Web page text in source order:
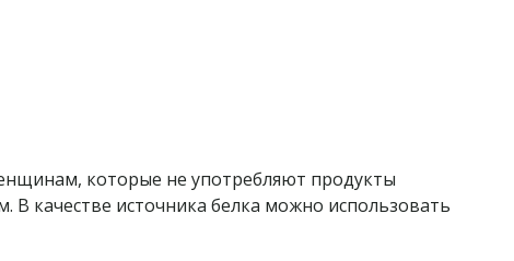
которые не употребляют продукты
В качестве источника белка можно использовать